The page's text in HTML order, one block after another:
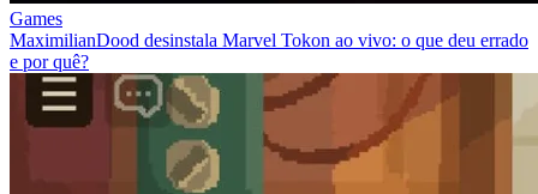
Games
MaximilianDood desinstala Marvel Tokon ao vivo: o que deu errado
e por quê?